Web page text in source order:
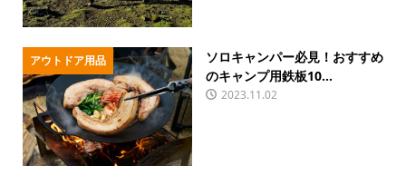
アウトドア用品
ソロキャンパー必見！おすすめ
のキャンプ用鉄板10...
2023.11.02